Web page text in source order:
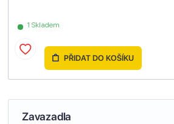
1 Skladem
PŘIDAT DO KOŠÍKU
Zavazadla